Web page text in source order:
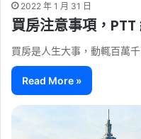
2022 年 1 月 31 日
買房注意事項，
買房是人生大事，動輒百萬
Read More »